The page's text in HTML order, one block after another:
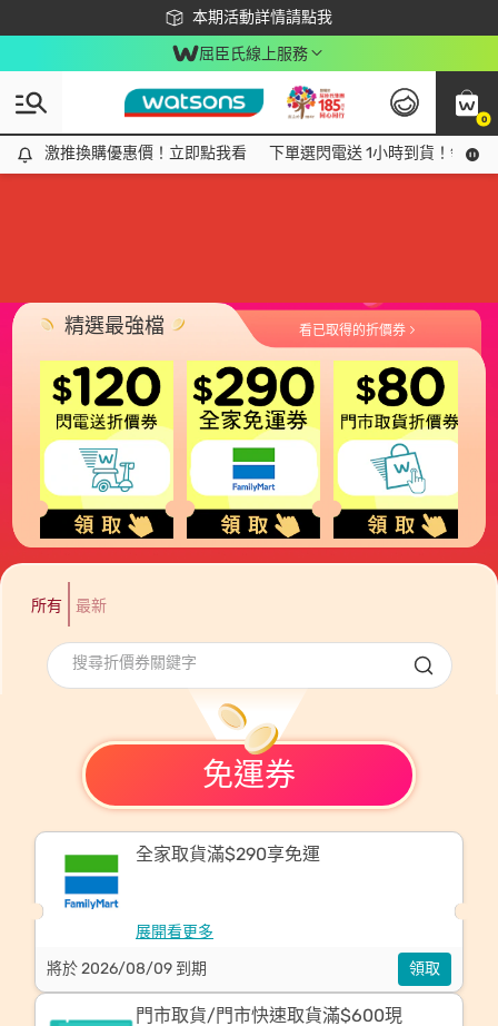
本期活動詳情請點我
下載app最高回饋$350
屈臣氏線上服務
0
激推換購優惠價！立即點我看
激推換購優惠價！立即點我看 下單選閃電送 1小時到貨！領神
看已取得的折價券
精選最強檔
所有 最新
免運券
全家取貨滿$290享免運
展開看更多
將於 2026/08/09 到期
領取
門市取貨/門市快速取貨滿$600現